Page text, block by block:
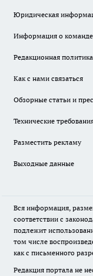
Юридическая
Информация о команде
Редакционная политика
Как с нами связаться
Обзорные статьи и
Технические
Разместить рекламу
Выходные данные
Вся информация,
соответствии с
подлежит
том числе
как с письменного
Редакция портала не